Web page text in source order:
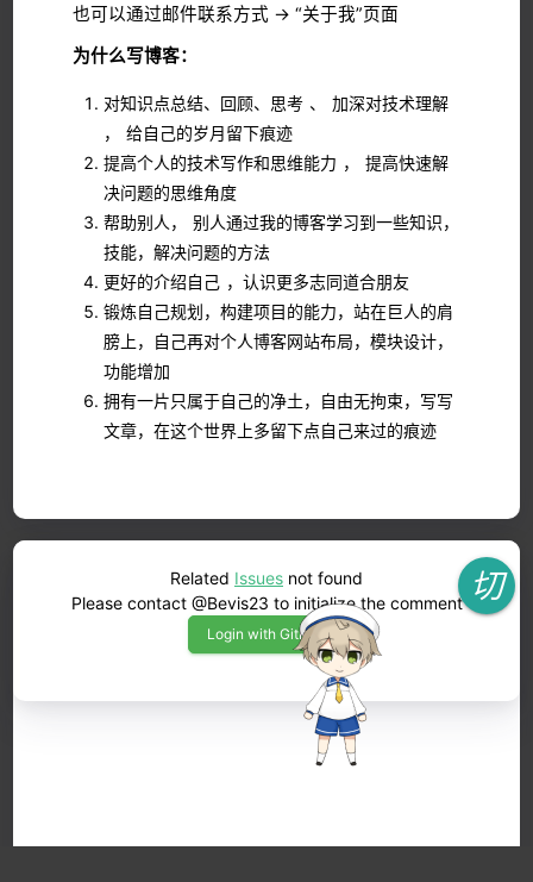
也可以通过邮件联系方式 → “关于我”页面
为什么写博客：
对知识点总结、回顾、思考 、 加深对技术理解
， 给自己的岁月留下痕迹
提高个人的技术写作和思维能力 ， 提高快速解
决问题的思维角度
帮助别人， 别人通过我的博客学习到一些知识，
技能，解决问题的方法
更好的介绍自己 ，认识更多志同道合朋友
锻炼自己规划，构建项目的能力，站在巨人的肩
膀上，自己再对个人博客网站布局，模块设计，
功能增加
拥有一片只属于自己的净土，自由无拘束，写写
文章，在这个世界上多留下点自己来过的痕迹
Related Issues not found
Please contact @Bevis23 to initialize the comment
Login with GitHub
切